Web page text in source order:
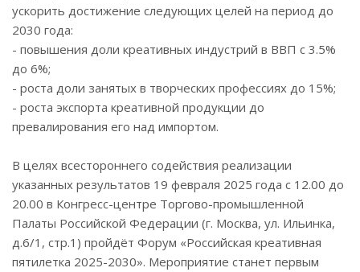
ускорить достижение следующих целей на период до
2030 года:
- повышения доли креативных индустрий в ВВП с 3.5%
до 6%;
- роста доли занятых в творческих профессиях до 15%;
- роста экспорта креативной продукции до
превалирования его над импортом.
В целях всестороннего содействия реализации
указанных результатов 19 февраля 2025 года с 12.00 до
20.00 в Конгресс-центре Торгово-промышленной
Палаты Российской Федерации (г. Москва, ул. Ильинка,
д.6/1, стр.1) пройдёт Форум «Российская креативная
пятилетка 2025-2030». Мероприятие станет первым